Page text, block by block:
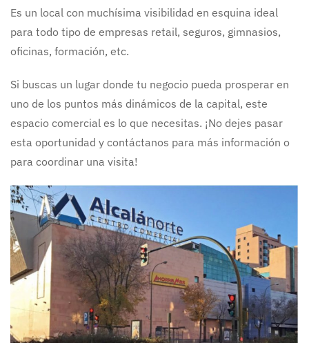
Es un local con muchísima visibilidad en esquina ideal
para todo tipo de empresas retail, seguros, gimnasios,
oficinas, formación, etc.
Si buscas un lugar donde tu negocio pueda prosperar en
uno de los puntos más dinámicos de la capital, este
espacio comercial es lo que necesitas. ¡No dejes pasar
esta oportunidad y contáctanos para más información o
para coordinar una visita!